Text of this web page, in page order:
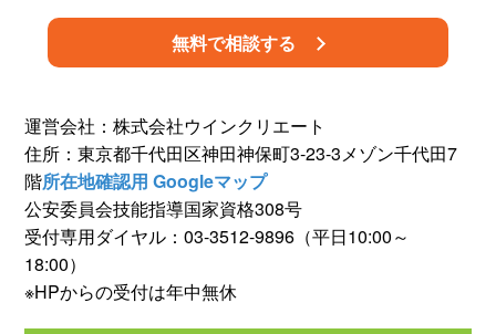
無料で相談する
運営会社：株式会社ウインクリエート
住所：東京都千代田区神田神保町3-23-3メゾン千代田7
階所在地確認用 Googleマップ
公安委員会技能指導国家資格308号
受付専用ダイヤル：03-3512-9896（平日10:00～
18:00）
※HPからの受付は年中無休